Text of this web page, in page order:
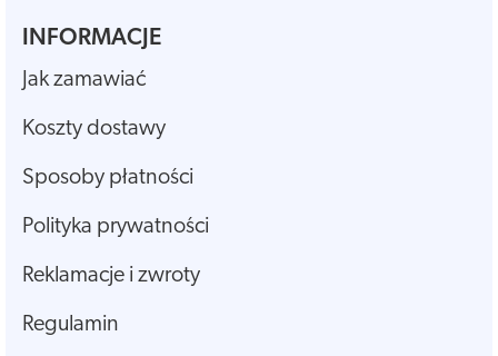
INFORMACJE
Jak zamawiać
Koszty dostawy
Sposoby płatności
Polityka prywatności
Reklamacje i zwroty
Regulamin